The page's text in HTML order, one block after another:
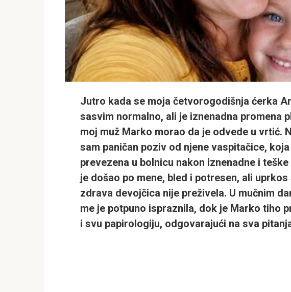
Jutro kada se moja četvorogodišnja ćerka
sasvim normalno, ali je iznenadna promena
moj muž Marko morao da je odvede u vrtić.
sam paničan poziv od njene vaspitačice,
prevezena u bolnicu nakon iznenadne i
je došao po mene, bled i potresen, ali
zdrava devojčica nije preživela. U mučnim
me je potpuno ispraznila, dok je Marko tiho
i svu papirologiju, odgovarajući na sva